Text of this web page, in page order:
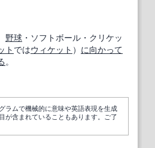
野球 ・ソフトボール・クリケッ
トではウィケット ） に向かって
。
ラムで機械的に意味や英語表現を生成
が含まれていることもあります。ご了